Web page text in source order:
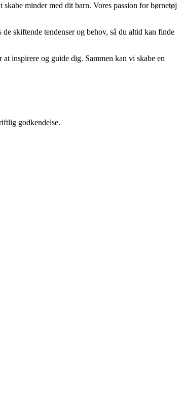
minder med dit barn. Vores passion for børnetøj
skiftende tendenser og behov, så du altid kan finde
inspirere og guide dig. Sammen kan vi skabe en
godkendelse.